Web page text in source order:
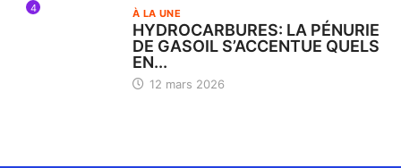
4 À LA UNE
HYDROCARBURES: LA PÉNURIE
DE GASOIL S’ACCENTUE QUELS
EN...
12 mars 2026